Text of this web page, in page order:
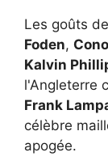
Les goûts de
Foden,
Kalvin
l'Angleterre
Frank
célèbre
apogée.